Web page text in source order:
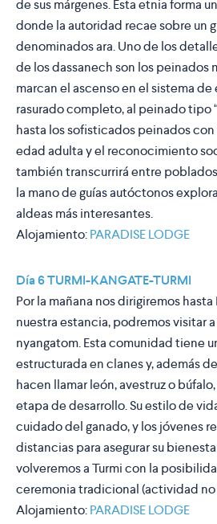
de sus márgenes. Esta etnia forma
donde la autoridad recae sobre un
denominadosara. Uno de los
de los dassanech son los peinados
marcan el ascenso en el sistema
rasurado completo, al peinado tipo
hasta los sofisticados peinados
edad adulta y el reconocimiento
también transcurrirá entre
la mano de guías autóctonos
aldeas más interesantes.
Alojamiento:PARADISE LODGE
Día 6 TURMI-KANGATE-TURMI
Por la mañana nos dirigiremos
nuestra estancia, podremos visitar
nyangatom. Esta comunidad tiene
estructurada en clanes y, además
hacen llamar león, avestruz o
etapa de desarrollo. Su estilo de
cuidado del ganado, y los jóvenes
distancias para asegurar su
volveremos a Turmi con la
ceremonia tradicional (actividad
Alojamiento:PARADISE LODGE